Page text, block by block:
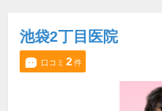
池袋2丁目医院
口コミ 2件